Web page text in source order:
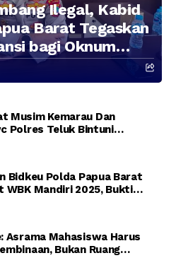
Ilegal, Kabid
Barat Tegaskan
bagi Oknum
Musim Kemarau Dan
Polres Teluk Bintuni
Bidkeu Polda Papua Barat
WBK Mandiri 2025, Bukti
Asrama Mahasiswa Harus
Bukan Ruang